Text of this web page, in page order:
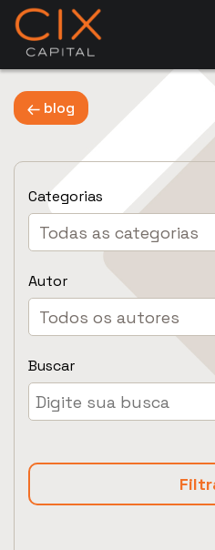
blog
Categorias
Autor
Buscar